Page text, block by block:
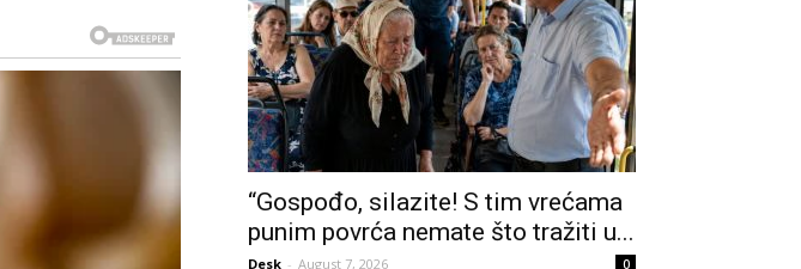
“Gospođo, silazite! S tim vrećama
punim povrća nemate što tražiti u...
Desk - August 7, 2026 0